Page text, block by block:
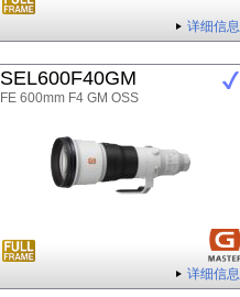
详细信息
SEL600F40GM
FE 600mm F4 GM OSS
详细信息